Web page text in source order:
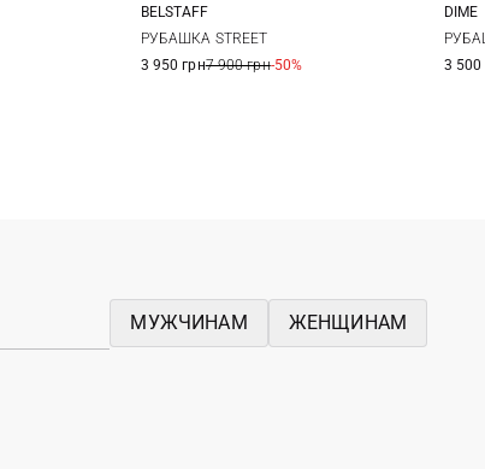
M L
BELSTAFF
РУБАШКА STREET
3 950 грн7 900 грн-50%
S
DIME
3 500
МУЖЧИНАМ ЖЕНЩИНАМ